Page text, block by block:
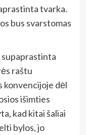
tvarka.
bus svarstomas
raštu
konvencijoje dėl
išimties
kad kitai šaliai
bylos, jo